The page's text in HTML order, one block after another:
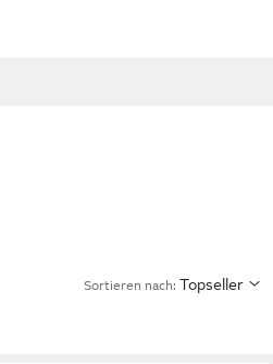
Sortieren nach: Topseller